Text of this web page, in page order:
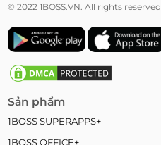
© 2022 1BOSS.VN. All rights reserved
Sản phẩm
1BOSS SUPERAPPS+
1BOSS OFFICE+